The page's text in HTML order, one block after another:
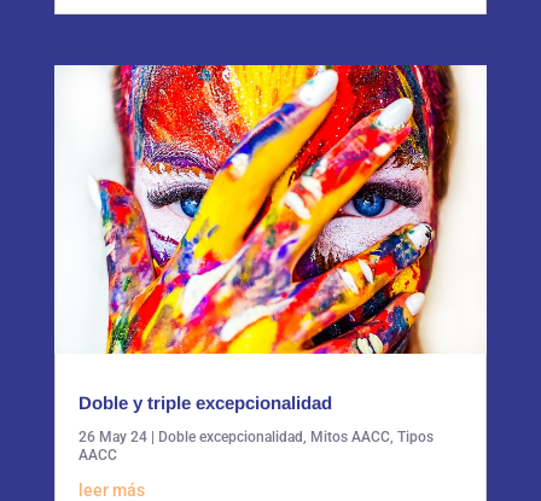
Doble y triple excepcionalidad
26 May 24| Doble excepcionalidad Mitos AACC, Tipos
AACC
leer más